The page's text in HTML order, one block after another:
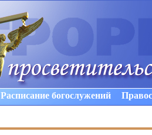
Расписание богослужений